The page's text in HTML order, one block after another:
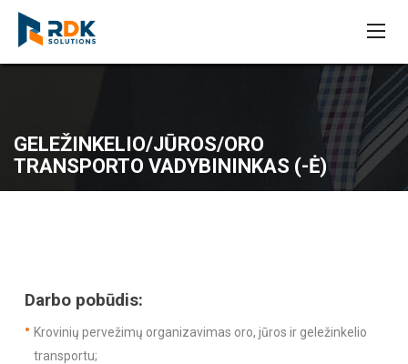
GELEŽINKELIO/JŪROS/ORO
TRANSPORTO VADYBININKAS (-Ė)
Darbo pobūdis:
Krovinių pervežimų organizavimas oro, jūros ir geležinkelio
transportu;